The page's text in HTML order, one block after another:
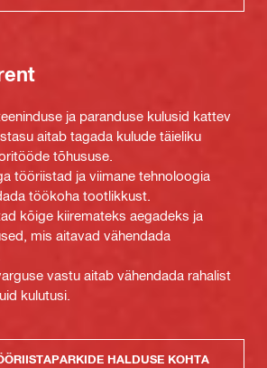
ja paranduse kulusid kattev
aitab tagada kulude täieliku
tõhususe.
tööriistad ja viimane tehnoloogia
töökoha tootlikkust.
kõige kiiremateks aegadeks ja
mis aitavad vähendada
vastu aitab vähendada rahalist
kulutusi.
HALDUSE KOHTA